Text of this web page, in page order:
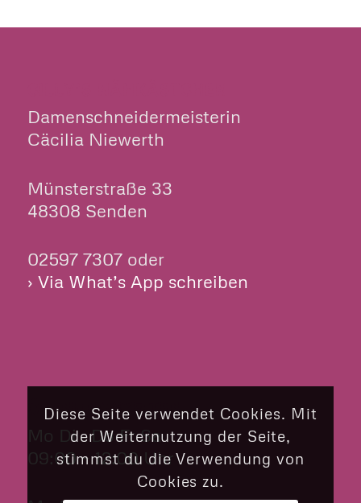
Damenschneidermeisterin
Cäcilia Niewerth
Münsterstraße 33
48308 Senden
02597 7307 oder
› Via What’s App schreiben
ÖFFNUNGSZEITEN
Mo Di Do Fr Sa
09:00 – 12:00 Uhr
Diese Seite verwendet Cookies. Mit
der Weiternutzung der Seite,
stimmst du die Verwendung von
Cookies zu.